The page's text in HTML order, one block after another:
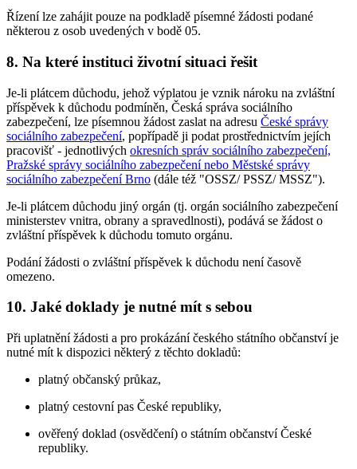
Řízení lze zahájit pouze na podkladě písemné žádosti podané
některou z osob uvedených v bodě 05.
8. Na které instituci životní situaci řešit
Je-li plátcem důchodu, jehož výplatou je vznik nároku na zvláštní
příspěvek k důchodu podmíněn, Česká správa sociálního
zabezpečení, lze písemnou žádost zaslat na adresu České správy
sociálního zabezpečení, popřípadě ji podat prostřednictvím jejích
pracovišť - jednotlivých okresních správ sociálního zabezpečení,
Pražské správy sociálního zabezpečení nebo Městské správy
sociálního zabezpečení Brno (dále též "OSSZ/ PSSZ/ MSSZ").
Je-li plátcem důchodu jiný orgán (tj. orgán sociálního zabezpečení
ministerstev vnitra, obrany a spravedlnosti), podává se žádost o
zvláštní příspěvek k důchodu tomuto orgánu.
Podání žádosti o zvláštní příspěvek k důchodu není časově
omezeno.
10. Jaké doklady je nutné mít s sebou
Při uplatnění žádosti a pro prokázání českého státního občanství je
nutné mít k dispozici některý z těchto dokladů:
platný občanský průkaz,
platný cestovní pas České republiky,
ověřený doklad (osvědčení) o státním občanství České
republiky.